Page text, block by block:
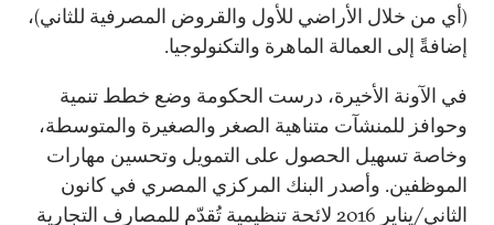
(أي من خلال الأراضي للأول والقروض المصرفية للثاني)،
إضافةً إلى العمالة الماهرة والتكنولوجيا.
في الآونة الأخيرة، درست الحكومة وضع خطط تنمية
وحوافز للمنشآت متناهية الصغر والصغيرة والمتوسطة،
وخاصة تسهيل الحصول على التمويل وتحسين مهارات
الموظفين. وأصدر البنك المركزي المصري في كانون
الثاني/يناير 2016 لائحة تنظيمية تُقدّم للمصارف التجارية